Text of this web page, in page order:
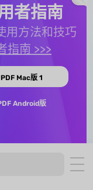
者指南
用方法和技巧
指南 >>>
Mac版 1
Android版